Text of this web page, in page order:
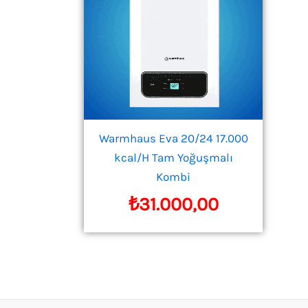
Warmhaus Eva 20/24 17.000
kcal/H Tam Yoğuşmalı
Kombi
₺31.000,00